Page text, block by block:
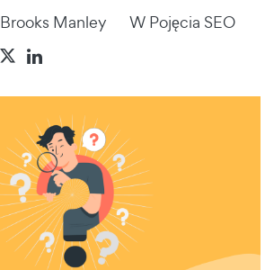
Brooks Manley W Pojęcia SEO